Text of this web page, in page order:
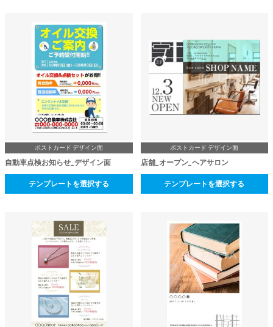
ポストカード デザイン面
自動車点検お知らせ_デザイン面
テンプレートを選択する
ポストカード デザイン面
店舗_オープン_ヘアサロン
テンプレートを選択する